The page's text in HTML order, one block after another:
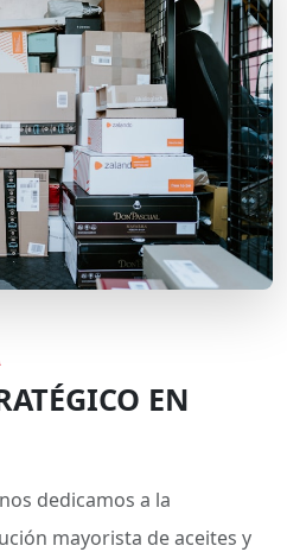
EN
nos dedicamos a la
mayorista de aceites y